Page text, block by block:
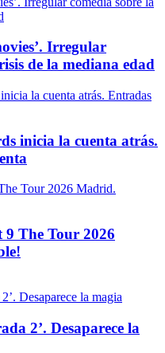
Irregular
de la mediana edad
inicia la cuenta atrás.
9 The Tour 2026
2’. Desaparece la